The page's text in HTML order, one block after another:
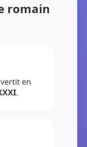
romain
en
.